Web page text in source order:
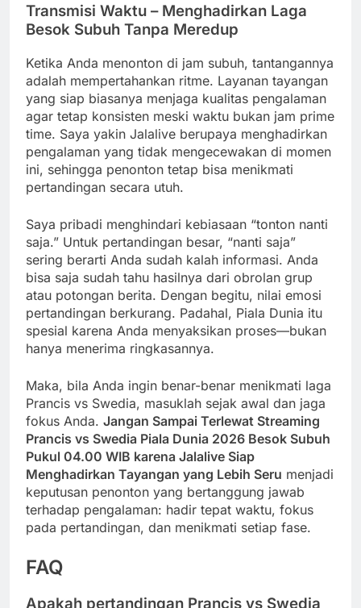
Transmisi Waktu – Menghadirkan Laga
Besok Subuh Tanpa Meredup
Ketika Anda menonton di jam subuh, tantangannya
adalah mempertahankan ritme. Layanan tayangan
yang siap biasanya menjaga kualitas pengalaman
agar tetap konsisten meski waktu bukan jam prime
time. Saya yakin Jalalive berupaya menghadirkan
pengalaman yang tidak mengecewakan di momen
ini, sehingga penonton tetap bisa menikmati
pertandingan secara utuh.
Saya pribadi menghindari kebiasaan “tonton nanti
saja.” Untuk pertandingan besar, “nanti saja”
sering berarti Anda sudah kalah informasi. Anda
bisa saja sudah tahu hasilnya dari obrolan grup
atau potongan berita. Dengan begitu, nilai emosi
pertandingan berkurang. Padahal, Piala Dunia itu
spesial karena Anda menyaksikan proses—bukan
hanya menerima ringkasannya.
Maka, bila Anda ingin benar-benar menikmati laga
Prancis vs Swedia, masuklah sejak awal dan jaga
fokus Anda. Jangan Sampai Terlewat Streaming
Prancis vs Swedia Piala Dunia 2026 Besok Subuh
Pukul 04.00 WIB karena Jalalive Siap
Menghadirkan Tayangan yang Lebih Seru menjadi
keputusan penonton yang bertanggung jawab
terhadap pengalaman: hadir tepat waktu, fokus
pada pertandingan, dan menikmati setiap fase.
FAQ
Apakah pertandingan Prancis vs Swedia